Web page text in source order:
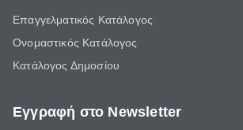
Επαγγελματικός Κατάλογος
Ονομαστικός Κατάλογος
Κατάλογος Δημοσίου
Εγγραφή στο Newsletter